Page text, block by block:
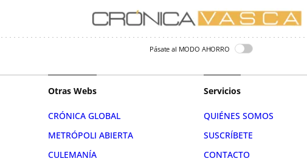
Pásate al MODO AHORRO
Otras Webs
CRÓNICA GLOBAL
METRÓPOLI ABIERTA
CULEMANÍA
Servicios
QUIÉNES SOMOS
SUSCRÍBETE
CONTACTO